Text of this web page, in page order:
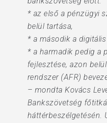
* az első a pénzügyi
belül tartása,
* a második a digitális
* a harmadik pedig a
fejlesztése, azon
rendszer (AFR)
– mondta Kovács
Bankszövetség
háttérbeszélgetésén.